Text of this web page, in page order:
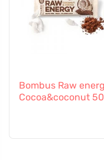
Bombus Raw
Cocoa&coconut